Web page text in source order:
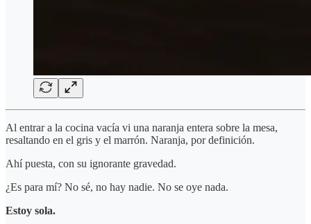
Al entrar a la cocina vacía vi una naranja entera sobre la mesa,
resaltando en el gris y el marrón. Naranja, por definición.
Ahí puesta, con su ignorante gravedad.
¿Es para mí? No sé, no hay nadie. No se oye nada.
Estoy sola.